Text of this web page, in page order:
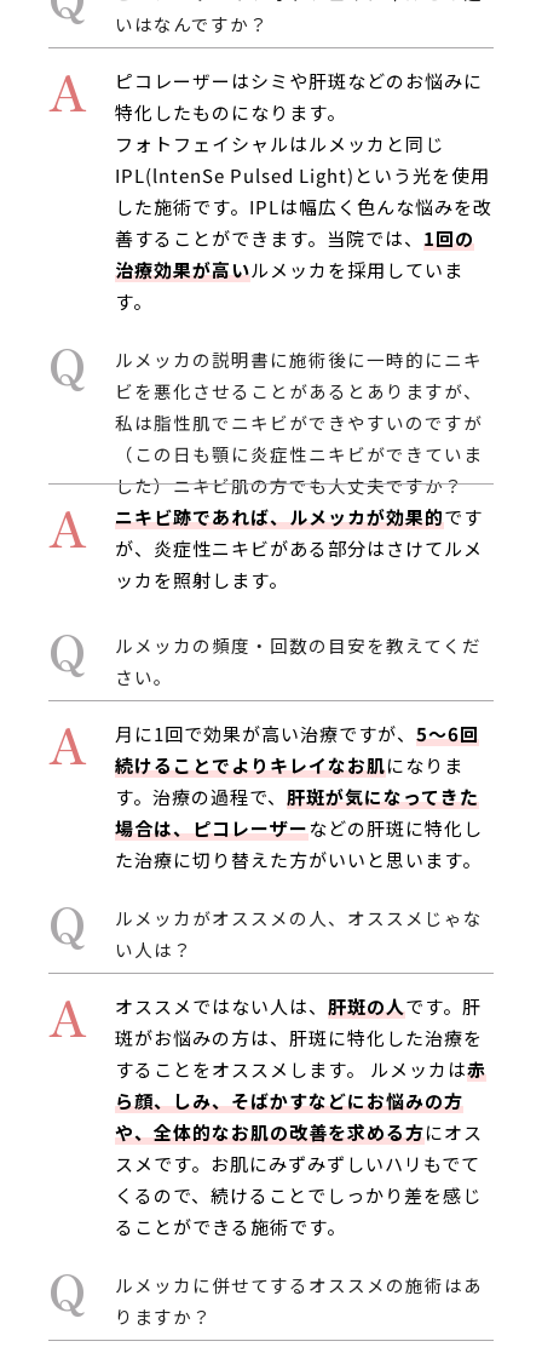
いはなんですか？
A
ピコレーザーはシミや肝斑などのお悩みに
特化したものになります。
フォトフェイシャルはルメッカと同じ
IPL(lntenSe Pulsed Light)という光を使用
した施術です。IPLは幅広く色んな悩みを改
善することができます。当院では、1回の
治療効果が高いルメッカを採用していま
す。
Q
ルメッカの説明書に施術後に一時的にニキ
ビを悪化させることがあるとありますが、
私は脂性肌でニキビができやすいのですが
（この日も顎に炎症性ニキビができていま
した）ニキビ肌の方でも大丈夫ですか？
A ニキビ跡であれば、ルメッカが効果的です
が、炎症性ニキビがある部分はさけてルメ
ッカを照射します。
Q
ルメッカの頻度・回数の目安を教えてくだ
さい。
A 月に1回で効果が高い治療ですが、5～6回
続けることでよりキレイなお肌になりま
す。治療の過程で、肝斑が気になってきた
場合は、ピコレーザーなどの肝斑に特化し
た治療に切り替えた方がいいと思います。
Q
ルメッカがオススメの人、オススメじゃな
い人は？
A オススメではない人は、肝斑の人です。肝
斑がお悩みの方は、肝斑に特化した治療を
することをオススメします。 ルメッカは赤
ら顔、しみ、そばかすなどにお悩みの方
や、全体的なお肌の改善を求める方にオス
スメです。お肌にみずみずしいハリもでて
くるので、続けることでしっかり差を感じ
ることができる施術です。
Q
ルメッカに併せてするオススメの施術はあ
りますか？